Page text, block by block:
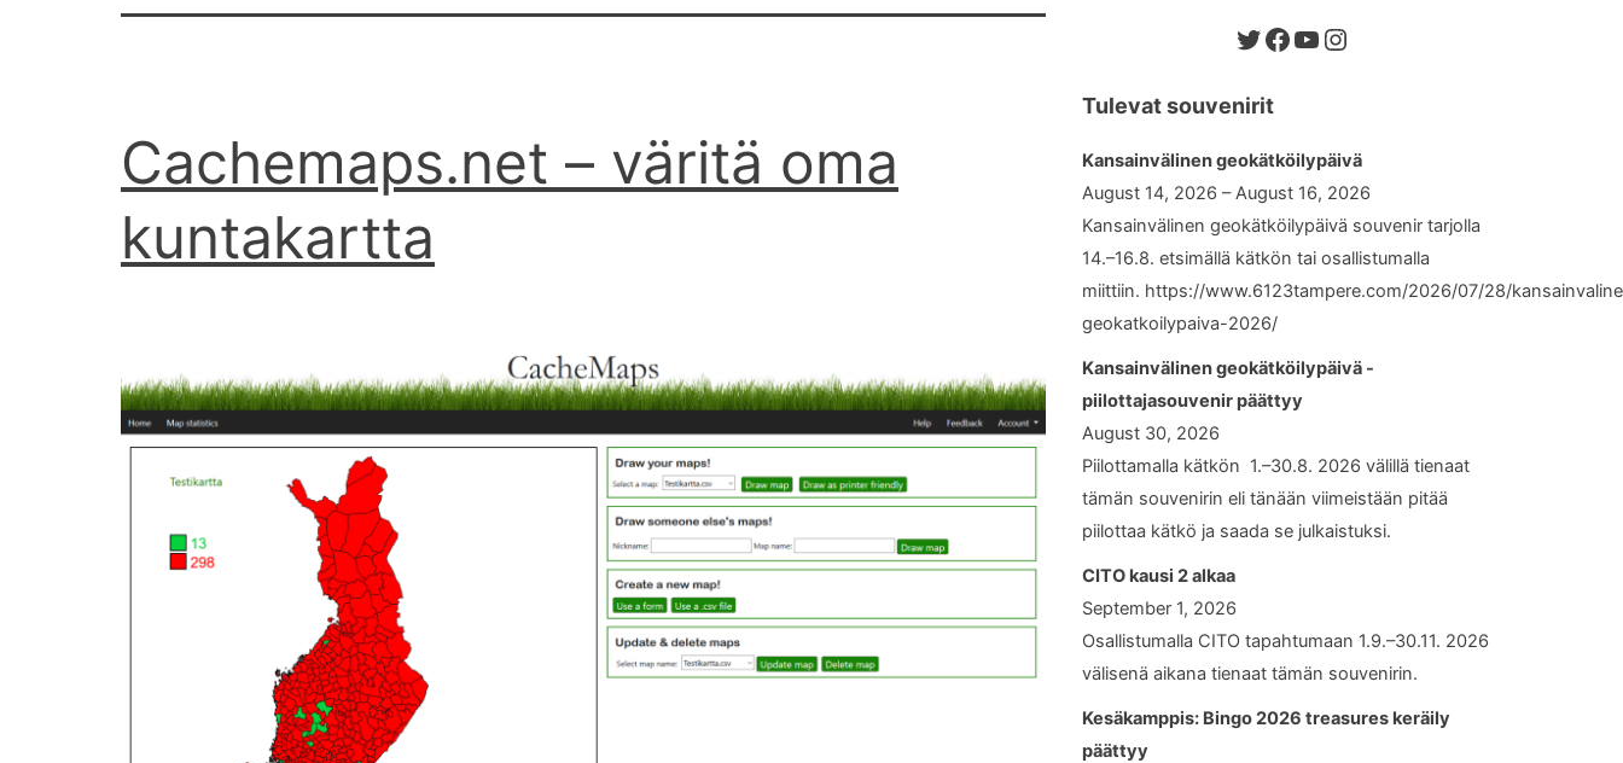
Cachemaps.net – väritä oma
kuntakartta
Twitter
Facebook
YouTube
Instagram
Tulevat souvenirit
Kansainvälinen geokätköilypäivä
August 14, 2026 – August 16, 2026
Kansainvälinen geokätköilypäivä souvenir tarjolla
14.–16.8. etsimällä kätkön tai osallistumalla
miittiin. https://www.6123tampere.com/2026/07/28/
geokatkoilypaiva-2026/
Kansainvälinen geokätköilypäivä -
piilottajasouvenir päättyy
August 30, 2026
Piilottamalla kätkön 1.–30.8. 2026 välillä tienaat
tämän souvenirin eli tänään viimeistään pitää
piilottaa kätkö ja saada se julkaistuksi.
CITO kausi 2 alkaa
September 1, 2026
Osallistumalla CITO tapahtumaan 1.9.–30.11. 2026
välisenä aikana tienaat tämän souvenirin.
Kesäkamppis: Bingo 2026 treasures keräily
päättyy